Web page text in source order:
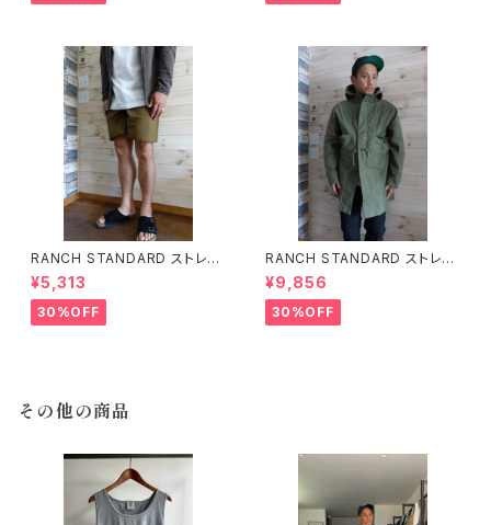
RANCH STANDARD ストレッ
チライトツイルベイカーショーツ
ランチスタンダード LIGHT BR
OWN
¥5,313
30%OFF
RANCH STANDARD ストレッ
チツイルルーズフィットM-51フィ
ールドコート ランチスタンダード
OLIVE
¥9,856
30%OFF
その他の商品